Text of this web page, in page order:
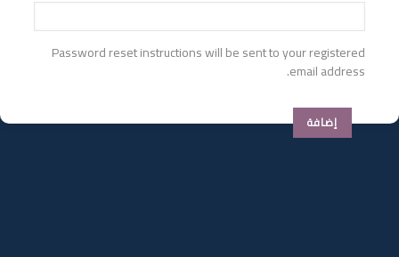
Password reset instructions will be sent to your registered
email address.